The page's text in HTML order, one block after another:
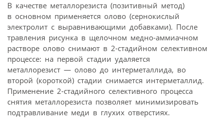
В качестве металлорезиста (позитивный метод)
в основном применяется олово (сернокислый
электролит с выравнивающими добавками). После
травления рисунка в щелочном медно-аммиачном
растворе олово снимают в 2-стадийном селективном
процессе: на первой стадии удаляется
металлорезист — олово до интерметаллида, во
второй (короткой) стадии снимается интерметаллид.
Применение 2-стадийного селективного процесса
снятия металлорезиста позволяет минимизировать
подтравливание меди в глухих отверстиях.